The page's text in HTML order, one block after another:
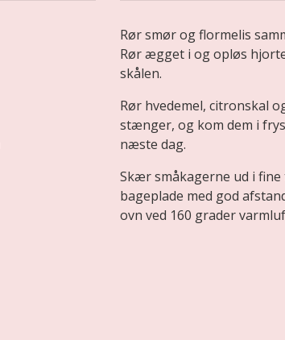
Rør smør og flormelis
Rør ægget i og opløs
skålen.
Rør hvedemel, citronskal
stænger, og kom dem i
næste dag.
Skær småkagerne ud i
bageplade med god
ovn ved 160 grader